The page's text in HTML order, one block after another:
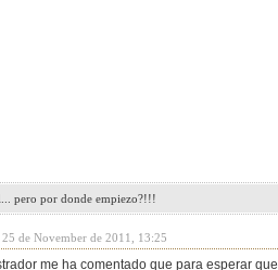
pero por donde empiezo?!!!
de November de 2011, 13:25
me ha comentado que para esperar